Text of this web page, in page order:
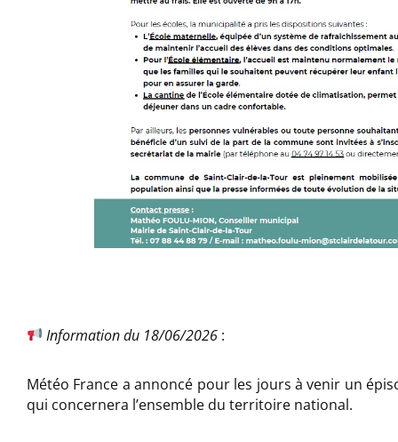
Information du 18/06/2026 :
Météo France a annoncé pour les jours à venir un
qui concernera l’ensemble du territoire national.